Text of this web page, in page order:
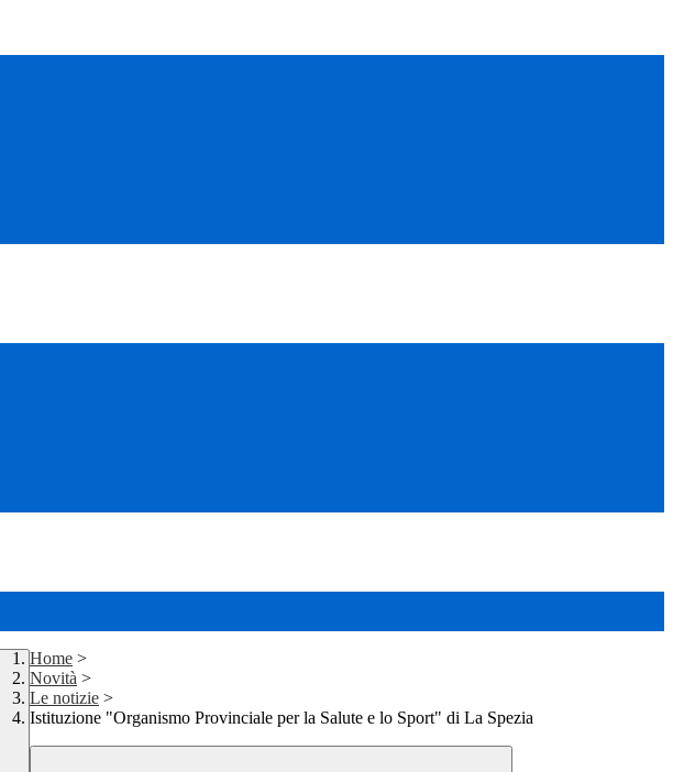
Home >
Novità >
Le notizie >
Istituzione "Organismo Provinciale per la Salute e lo Sport" di La Spezia